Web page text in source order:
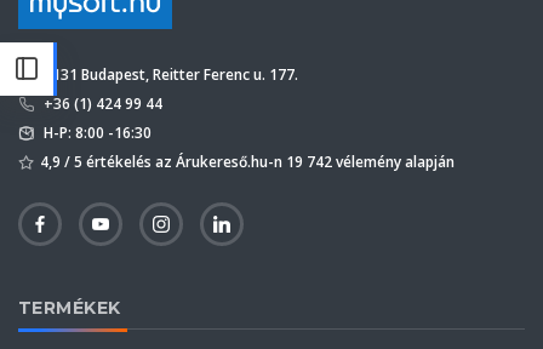
1131 Budapest, Reitter Ferenc u. 177.
+36 (1) 424 99 44
H-P: 8:00 -16:30
4,9 / 5 értékelés az Árukereső.hu-n 19 742 vélemény alapján
TERMÉKEK